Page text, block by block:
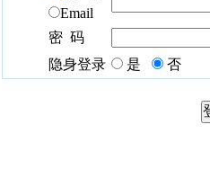
Email
密 码
隐身登录
是 否